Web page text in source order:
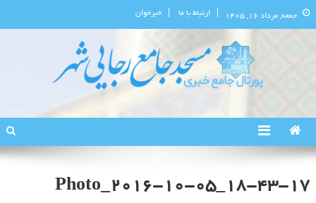
جمعه, مرداد ۱۶, ۱۴۰۵ ارتباط با ما خبرخوان
پورتال اطلاع‌رسانی مسجد جامع
Photo_2016-10-05_18-43-17